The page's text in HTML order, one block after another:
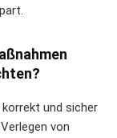
und sicher
von